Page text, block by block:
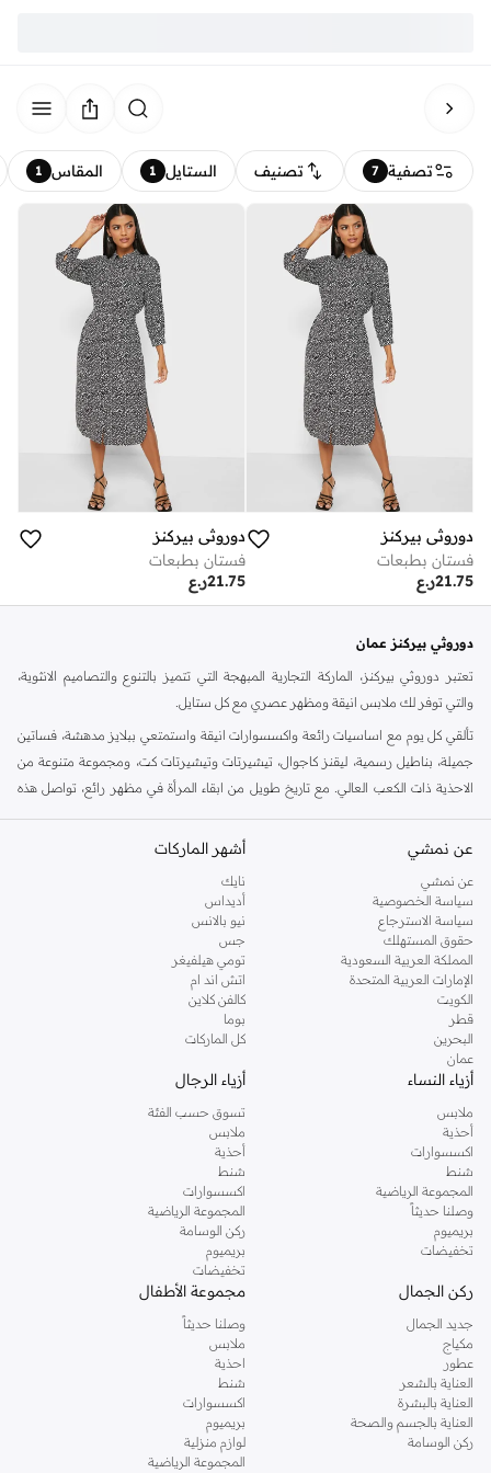
تصفية 7 تصنيف الستايل 1 المقاس 1
دوروثي بيركنز
فستان بطبعات
ر.ع21.75
دوروثي بيركنز
فستان بطبعات
ر.ع21.75
دوروثي بيركنز عمان
تعتبر دوروثي بيركنز، الماركة التجارية المبهجة التي تتميز بالتنوع والتصاميم الانثوية،
والتي توفر لك ملابس انيقة ومظهر عصري مع كل ستايل.
تألقي كل يوم مع اساسيات رائعة واكسسوارات انيقة واستمتعي ببلايز مدهشة، فساتين
جميلة، بناطيل رسمية، ليقنز كاجوال، تيشيرتات وتيشيرتات كت، ومجموعة متنوعة من
الاحذية ذات الكعب العالي. مع تاريخ طويل من ابقاء المرأة في مظهر رائع، تواصل هذه
كنت تقومين بتجديد خزانة ملابسك الملائمة للعمل، البحث عن فستان مثالي للحفلات او
اليه.
تسوقي دوروثي بيركنز اون لاين مسقط
تسوقي دوروثي بيركنز اون لاين من نمشي واستمتعي باكثر من الف ستايل من مجموعة
دوروثي بيركنز الشهيرة. تصفحي المجموعة كاملة في متجر دوروثي بيركنز اون لاين او
استخدمي القائمة لتحديد تجربة تسوق دوروثي بيركنز اون لاين. خدمة التوصيل السريعة
والدعم الاستثنائي يضمن لك تجربة تسوق ممتعة دائما مع نمشي.
عن نمشي
عن نمشي
سياسة الخصوصية
سياسة الاسترجاع
حقوق المستهلك
المملكة العربية السعودية
الإمارات العربية المتحدة
الكويت
قطر
البحرين
عمان
أشهر الماركات
نايك
أديداس
نيو بالانس
جس
تومي هيلفيغر
اتش اند ام
كالفن كلاين
بوما
كل الماركات
أزياء النساء
ملابس
أحذية
اكسسوارات
شنط
المجموعة الرياضية
وصلنا حديثاً
بريميوم
تخفيضات
أزياء الرجال
تسوق حسب الفئة
ملابس
أحذية
شنط
اكسسوارات
المجموعة الرياضية
ركن الوسامة
بريميوم
تخفيضات
ركن الجمال
جديد الجمال
مكياج
عطور
العناية بالشعر
العناية بالبشرة
العناية بالجسم والصحة
ركن الوسامة
مجموعة الأطفال
وصلنا حديثاً
ملابس
احذية
شنط
اكسسوارات
بريميوم
لوازم منزلية
المجموعة الرياضية